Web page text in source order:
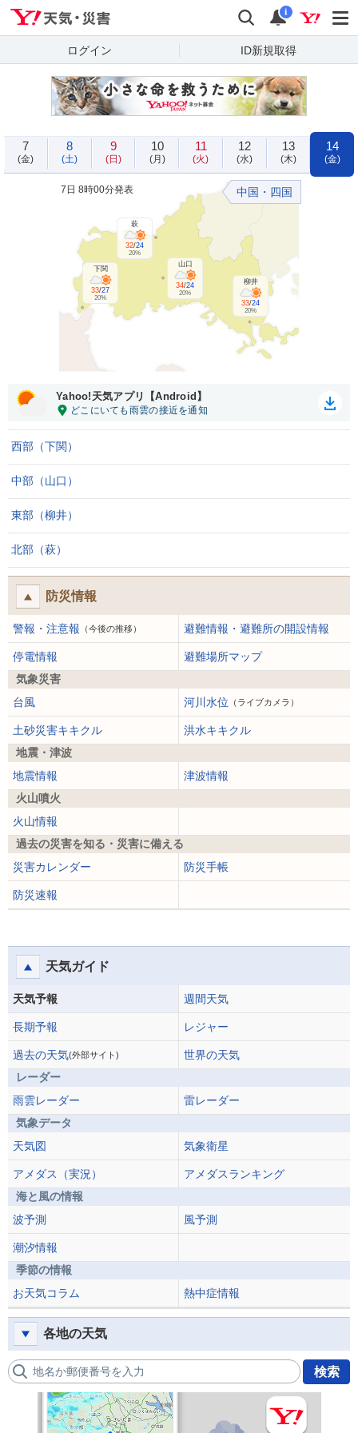
検索 通知
i
ログイン ID新規取得
7
(金)
8
(土)
9
(日)
10
(月)
11
(火)
12
(水)
13
(木)
14
(金)
中国・四国
下関
33/27
20%
山口
34/24
20%
柳井
33/24
20%
萩
32/24
20%
7日 8時00分発表
Yahoo!天気アプリ【Android】
西部（下関）
中部（山口）
東部（柳井）
北部（萩）
防災情報
警報・注意報 （今後の推移） 避難情報・避難所の開設情報
停電情報
避難場所マップ
気象災害
台風
河川水位 （ライブカメラ）
土砂災害キキクル
洪水キキクル
地震・津波
地震情報
津波情報
火山噴火
火山情報
過去の災害を知る・災害に備える
災害カレンダー
防災手帳
防災速報
天気ガイド
天気予報 週間天気
長期予報 レジャー
過去の天気(外部サイト)
世界の天気
レーダー
雨雲レーダー
雷レーダー
気象データ
天気図
気象衛星
アメダス（実況）
アメダスランキング
海と風の情報
波予測
風予測
潮汐情報
季節の情報
お天気コラム
熱中症情報
各地の天気
地名か郵便番号を入力 検索